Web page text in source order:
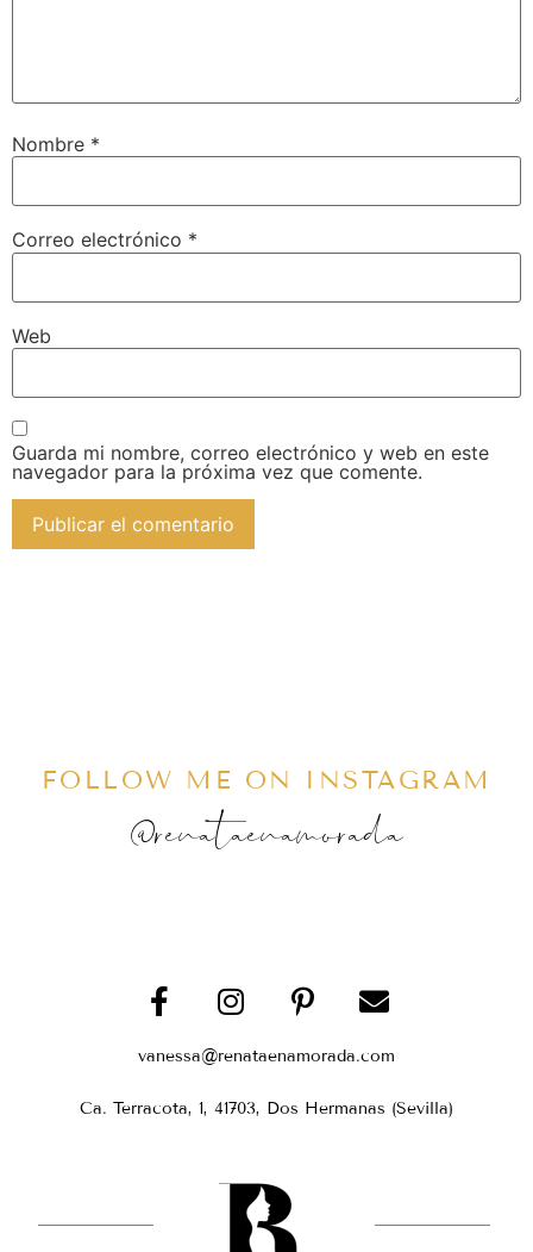
Nombre *
Correo electrónico *
Web
Guarda mi nombre, correo electrónico y web en este
navegador para la próxima vez que comente.
FOLLOW ME ON INSTAGRAM
@renataenamorada
vanessa@renataenamorada.com
Ca. Terracota, 1, 41703, Dos Hermanas (Sevilla)